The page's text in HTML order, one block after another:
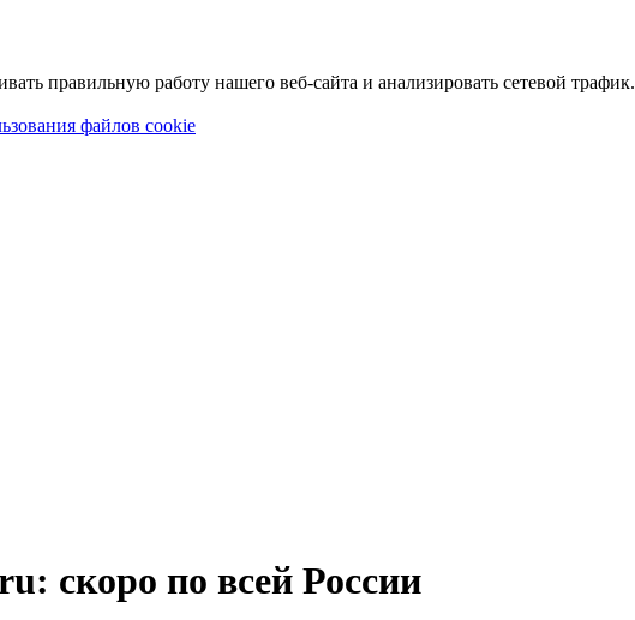
правильную работу нашего веб-сайта и анализировать сетевой трафик.
файлов cookie
скоро по всей России